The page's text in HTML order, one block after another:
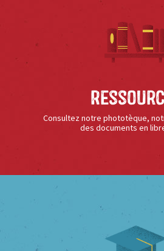
Consultez notre phototèque,
des documents en